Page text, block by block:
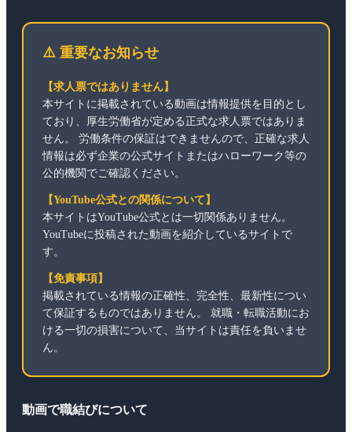
⚠️ 重要なお知らせ
【求人票ではありません】
本サイトに掲載されている動画は情報提供を目的とし
ており、厚生労働省が定める正式な求人票ではありま
せん。 労働条件の保証はできませんので、正確な求人
情報は必ず企業の公式サイトまたはハローワーク等の
公的機関でご確認ください。
【YouTube公式との関係について】
本サイトはYouTube公式とは一切関係ありません。
YouTubeに投稿された動画を紹介しているサイトで
す。
【免責事項】
掲載されている情報の正確性、完全性、最新性につい
て保証するものではありません。 就職・転職活動にお
ける一切の損害について、当サイトは責任を負いませ
ん。
動画で職結びについて